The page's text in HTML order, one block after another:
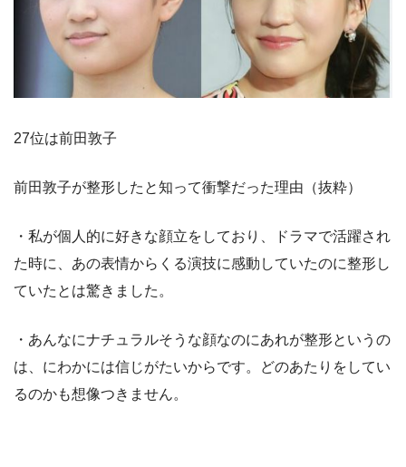
27位は前田敦子
前田敦子が整形したと知って衝撃だった理由（抜粋）
・私が個人的に好きな顔立をしており、ドラマで活躍され
た時に、あの表情からくる演技に感動していたのに整形し
ていたとは驚きました。
・あんなにナチュラルそうな顔なのにあれが整形というの
は、にわかには信じがたいからです。どのあたりをしてい
るのかも想像つきません。